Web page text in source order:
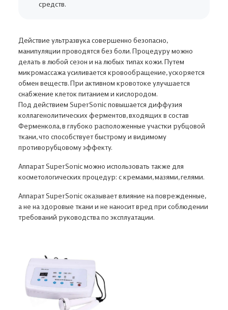
средств.
Действие ультразвука совершенно безопасно,
манипуляции проводятся без боли. Процедуру можно
делать в любой сезон и на любых типах кожи. Путем
микромассажа усиливается кровообращение, ускоряется
обмен веществ. При активном кровотоке улучшается
снабжение клеток питанием и кислородом.
Под действием SuperSonic повышается диффузия
коллагенолитических ферментов, входящих в состав
Ферменкола, в глубоко расположенные участки рубцовой
ткани, что способствует быстрому и видимому
противорубцовому эффекту.
Аппарат SuperSonic можно использовать также для
косметологических процедур: с кремами, мазями, гелями.
Аппарат SuperSonic оказывает влияние на поврежденные,
а не на здоровые ткани и не наносит вред при соблюдении
требований руководства по эксплуатации.
1 890 ₽